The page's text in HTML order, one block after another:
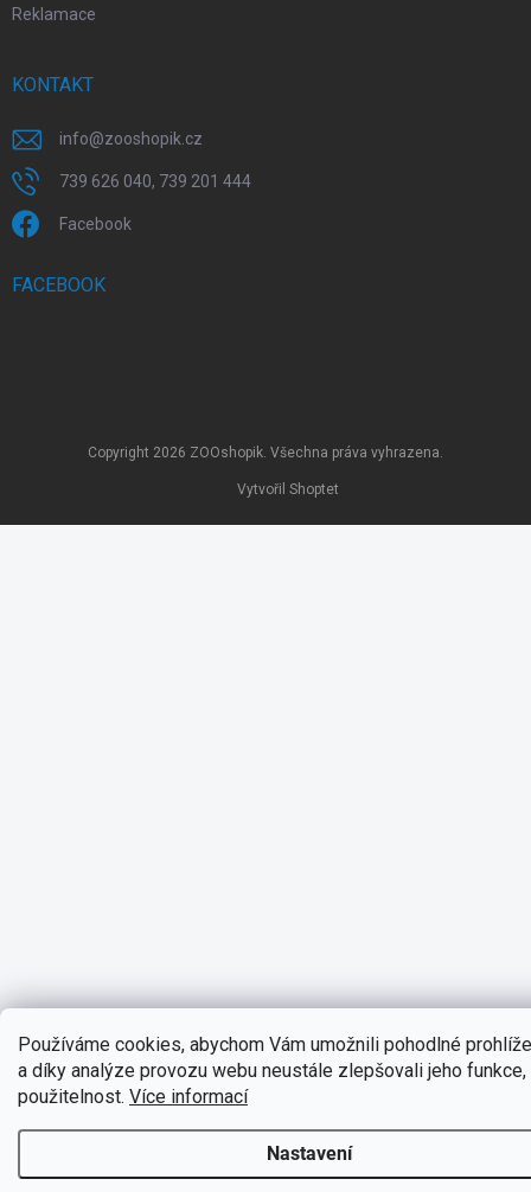
Používáme cookies, abychom Vám umožnili pohodlné
a díky analýze provozu webu neustále zlepšovali jeho funkce,
použitelnost. Více informací
Nastavení
Reklamace
KONTAKT
info@zooshopik.cz
739 626 040, 739 201 444
Facebook
FACEBOOK
Vytvořil Shoptet
Copyright 2026 ZOOshopik. Všechna práva vyhrazena.